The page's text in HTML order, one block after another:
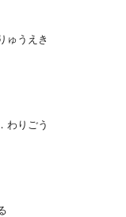
ゅうえき
わりごう